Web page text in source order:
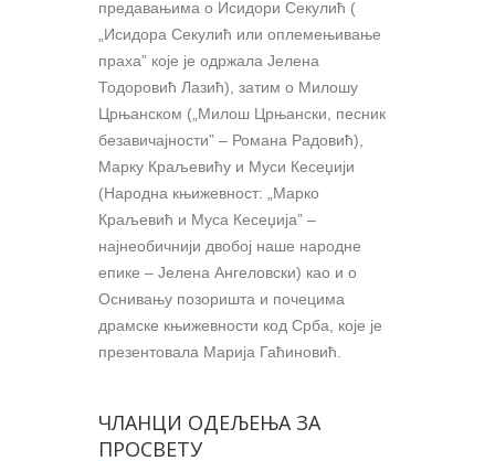
предавањима о Исидори Секулић (
„Исидора Секулић или оплемењивање
праха” које је одржала Јелена
Тодоровић Лазић), затим о Милошу
Црњанском („Милош Црњански, песник
безавичајности” – Романа Радовић),
Марку Краљевићу и Муси Кесеџији
(Народна књижевност: „Марко
Краљевић и Муса Кесеџија” –
најнеобичнији двобој наше народне
епике – Јелена Ангеловски) као и о
Оснивању позоришта и почецима
драмске књижевности код Срба, које је
презентовала Марија Гаћиновић.
ЧЛАНЦИ ОДЕЉЕЊА ЗА
ПРОСВЕТУ